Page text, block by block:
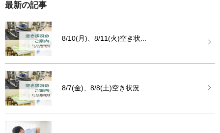
最新の記事
8/10(月)、8/11(火)空き状...
8/7(金)、8/8(土)空き状況